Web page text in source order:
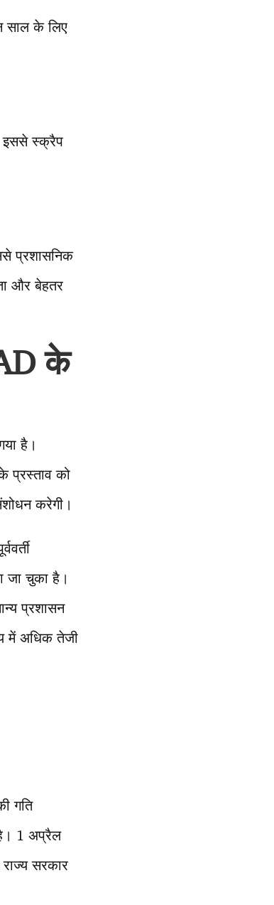
साल के लिए
इससे स्क्रैप
प्रशासनिक
और बेहतर
के
है।
प्रस्ताव को
करेगी।
जा चुका है।
प्रशासन
में अधिक तेजी
गति
1 अप्रैल
सरकार